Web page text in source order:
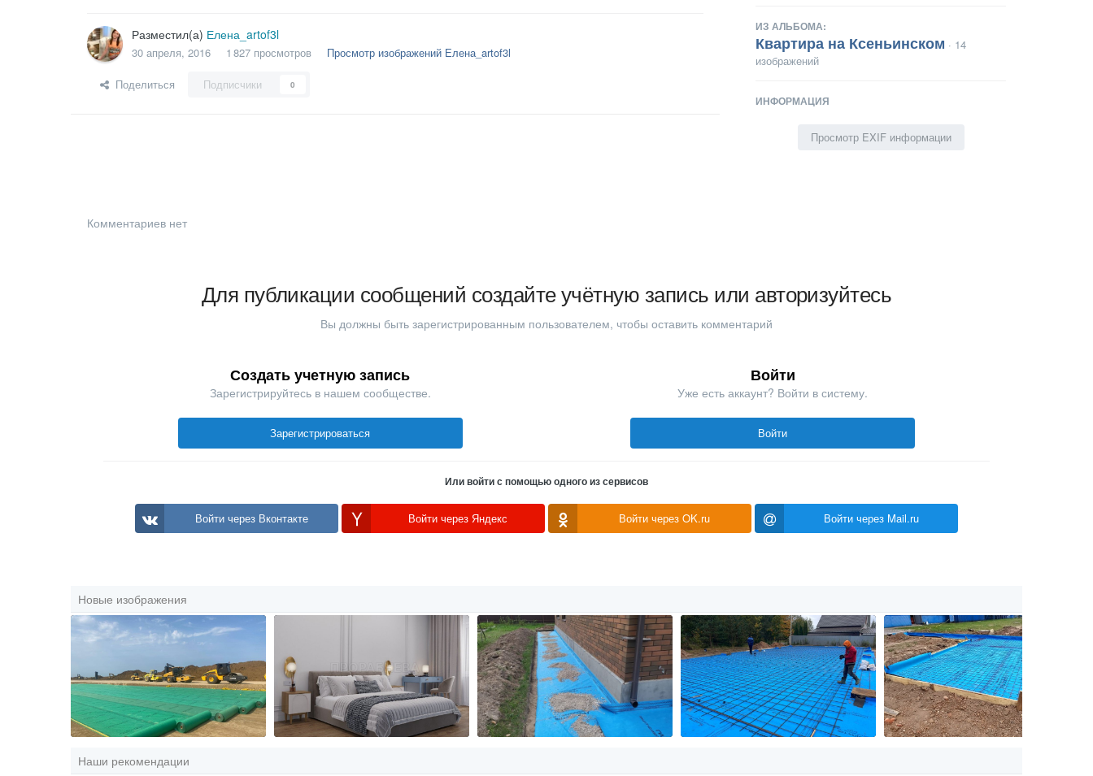
Разместил(а) Елена_artof3l
30 апреля, 2016 1 827 просмотров Просмотр изображений Елена_artof3l
Поделиться Подписчики 0
ИЗ АЛЬБОМА:
Квартира на Ксеньинском · 14
изображений
ИНФОРМАЦИЯ
Просмотр EXIF информации
Комментариев нет
Для публикации сообщений создайте учётную запись или авторизуйтесь
Вы должны быть зарегистрированным пользователем, чтобы оставить комментарий
Создать учетную запись
Зарегистрируйтесь в нашем сообществе.
Зарегистрироваться
Войти
Уже есть аккаунт? Войти в систему.
Войти
Или войти с помощью одного из сервисов
Войти через Вконтакте Войти через Яндекс Войти через OK.ru Войти через Mail.ru
Новые изображения
Наши рекомендации